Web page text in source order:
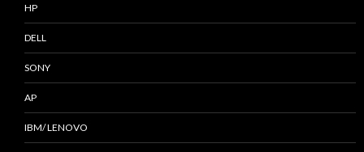
HP
DELL
SONY
AP
IBM/ LENOVO